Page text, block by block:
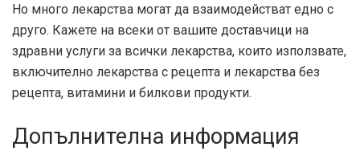
Но много лекарства могат да взаимодействат едно с
друго. Кажете на всеки от вашите доставчици на
здравни услуги за всички лекарства, които използвате,
включително лекарства с рецепта и лекарства без
рецепта, витамини и билкови продукти.
Допълнителна информация